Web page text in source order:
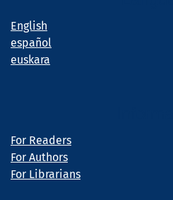
English
español
euskara
For Readers
For Authors
For Librarians